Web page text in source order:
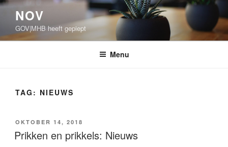
Ga
inhoud
NOV
GOV|MHB heeft gepiept
Menu
TAG: NIEUWS
GEPLAATST
OP
OKTOBER 14, 2018
Prikken en prikkels: Nieuws